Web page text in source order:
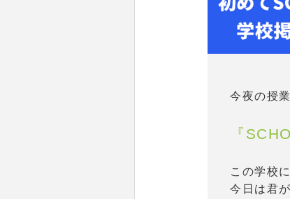
今夜の授
『
この学校
今日は君